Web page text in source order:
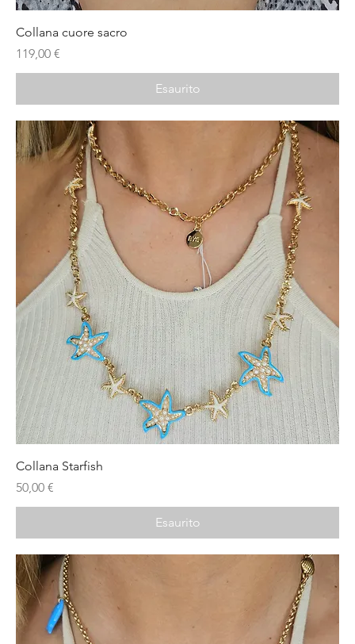
Collana cuore sacro
Prezzo
119,00 €
Esaurito
Collana Starfish
Prezzo
50,00 €
Esaurito